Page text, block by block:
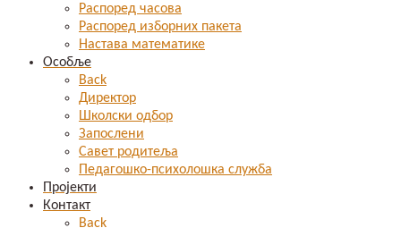
Распоред часова
Распоред изборних пакета
Настава математике
Особље
Back
Директор
Школски одбор
Запослени
Савет родитеља
Педагошко-психолошка служба
Пројекти
Контакт
Back